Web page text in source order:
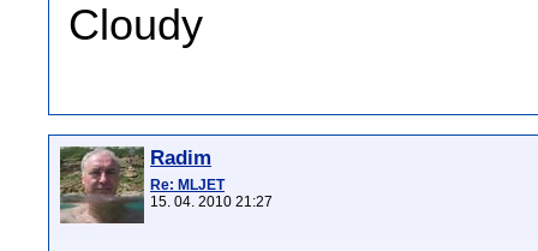
Cloudy
Radim
Re: MLJET
15. 04. 2010 21:27